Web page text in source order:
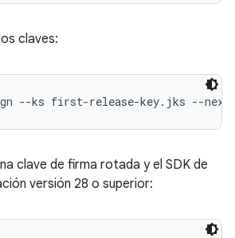
claves:
clave de firma rotada y el SDK de
versión 28 o superior: